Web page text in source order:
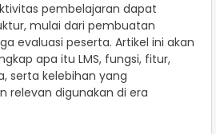
pembelajaran dapat
mulai dari pembuatan
evaluasi peserta. Artikel ini akan
apa itu LMS, fungsi, fitur,
serta kelebihan yang
relevan digunakan di era